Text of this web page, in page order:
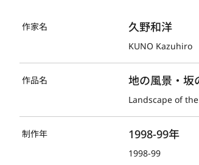
作家名 久野和洋
KUNO Kazuhiro
作品名 地の風景・坂
Landscape of
制作年 1998-99年
1998-99